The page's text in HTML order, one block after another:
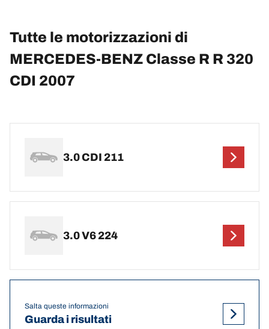
Tutte le motorizzazioni di
MERCEDES-BENZ Classe R R 320
CDI 2007
3.0 CDI 211
3.0 V6 224
Salta queste informazioni
Guarda i risultati